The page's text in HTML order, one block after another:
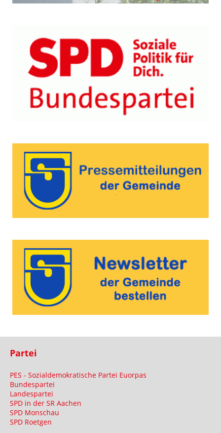
Partei
PES - Sozialdemokratische Partei Euorpas
Bundespartei
Landespartei
SPD in der SR Aachen
SPD Monschau
SPD Roetgen